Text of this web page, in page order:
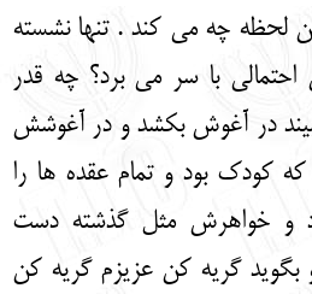
لحظه چه می کند . تنها نشسته
احتمالی با سر می برد؟ چه قدر
در آغوش بکشد و در آغوشش
کودک بود و تمام عقده ها را
و خواهرش مثل گذشته دست
گریه کن عزیزم گریه کن